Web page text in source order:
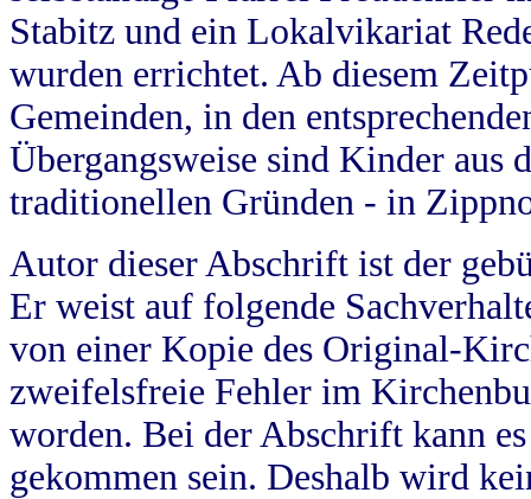
Stabitz und ein Lokalvikariat
wurden errichtet. Ab diesem
Gemeinden, in den
Übergangsweise sind Kinder aus
traditionellen Gründen - in
Autor dieser Abschrift ist der
Er weist auf folgende
von einer Kopie des Original-
zweifelsfreie Fehler im
worden. Bei der Abschrift kann
gekommen sein. Deshalb wird